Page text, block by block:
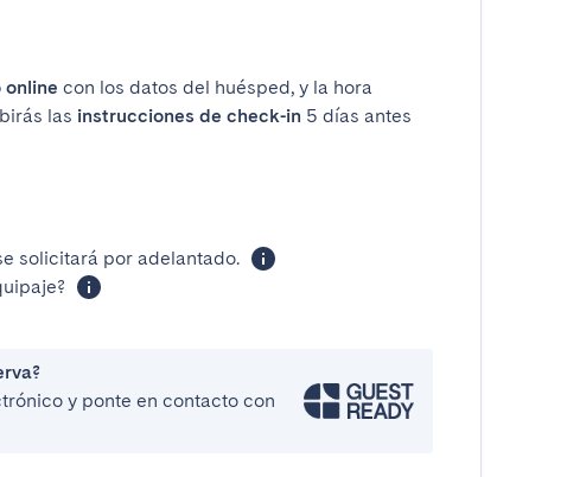
con los datos del huésped, y la hora
las instrucciones de check-in 5 días antes
solicitará por adelantado.
y ponte en contacto con